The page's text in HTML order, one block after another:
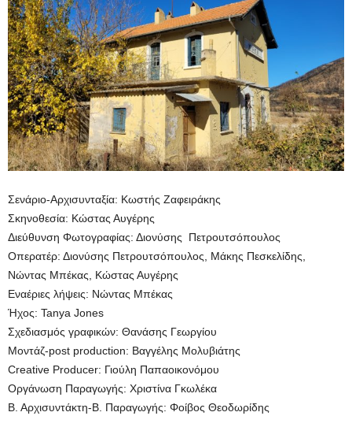
Σενάριο-Αρχισυνταξία: Κωστής Ζαφειράκης
Σκηνοθεσία: Κώστας Αυγέρης
Διεύθυνση Φωτογραφίας: Διονύσης Πετρουτσόπουλος
Οπερατέρ: Διονύσης Πετρουτσόπουλος, Μάκης Πεσκελίδης,
Νώντας Μπέκας, Κώστας Αυγέρης
Εναέριες λήψεις: Νώντας Μπέκας
Ήχος: Tanya Jones
Σχεδιασμός γραφικών: Θανάσης Γεωργίου
Μοντάζ-post production: Βαγγέλης Μολυβιάτης
Creative Producer: Γιούλη Παπαοικονόμου
Οργάνωση Παραγωγής: Χριστίνα Γκωλέκα
Β. Αρχισυντάκτη-Β. Παραγωγής: Φοίβος Θεοδωρίδης